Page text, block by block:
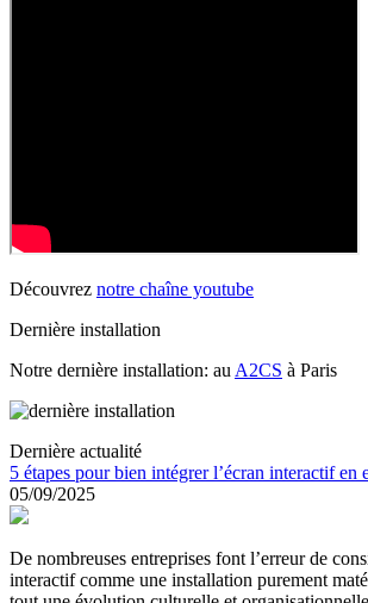
Découvrez notre chaîne youtube
Dernière installation
Notre dernière installation: auA2CS à Paris
Dernière actualité
5 étapes pour bien intégrer l’écran interactif en
05/09/2025
De nombreuses entreprises font l’erreur de
interactif comme une installation purement